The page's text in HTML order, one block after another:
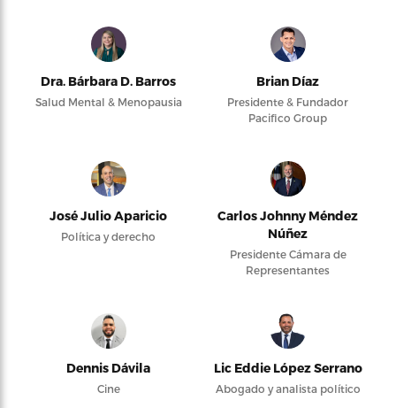
Dra. Bárbara D. Barros
Salud Mental & Menopausia
Brian Díaz
Presidente & Fundador
Pacifico Group
José Julio Aparicio
Política y derecho
Carlos Johnny Méndez
Núñez
Presidente Cámara de
Representantes
Dennis Dávila
Cine
Lic Eddie López Serrano
Abogado y analista político